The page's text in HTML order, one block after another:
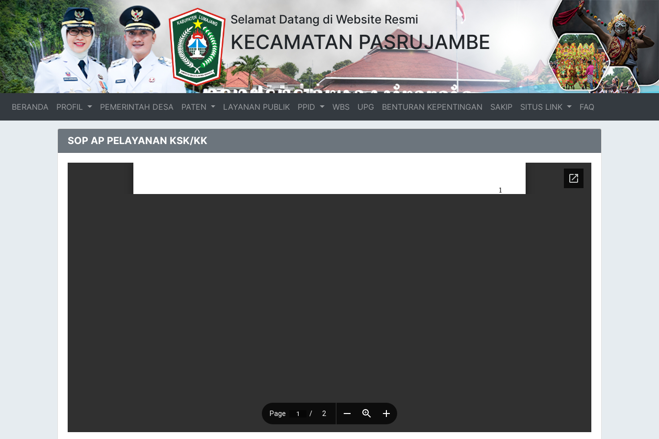
Selamat Datang di Website Resmi
KECAMATAN PASRUJAMBE
BERANDA (current)
PROFIL PEMERINTAH DESA PATEN LAYANAN PUBLIK PPID WBS UPG BENTURAN KEPENTINGAN SAKIP SITUS LINK FAQ
SOP AP PELAYANAN KSK/KK